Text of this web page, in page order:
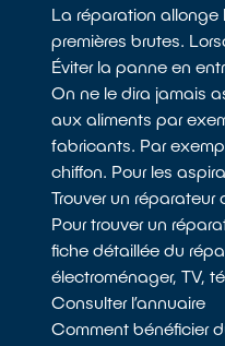
La réparation allonge
premières brutes.
Éviter la panne en
On ne le dira jamais
aux aliments par
fabricants. Par
chiffon. Pour les
Trouver un
Pour trouver un
fiche détaillée du
électroménager, TV,
Consulter l’annuaire
Comment bénéficier